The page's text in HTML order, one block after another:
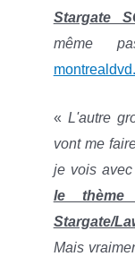
Stargate
même
«L'autre
vont me
je vois
le
Stargate/
Mais